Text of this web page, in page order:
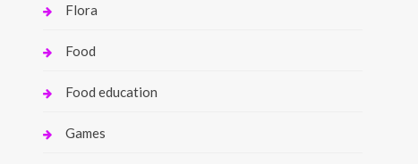
Flora
Food
Food education
Games